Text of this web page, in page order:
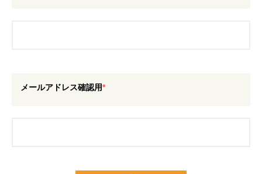
メールアドレス確認用*